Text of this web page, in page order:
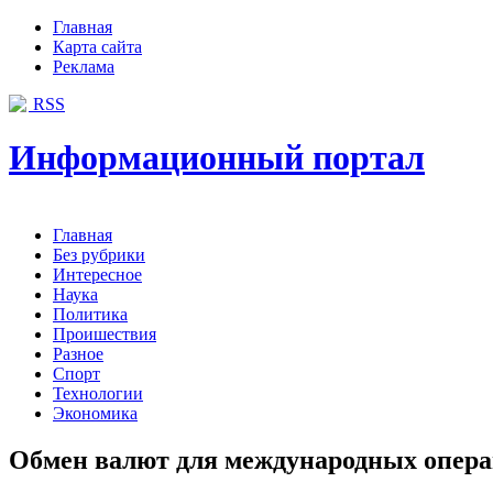
Главная
Карта сайта
Реклама
RSS
Информационный портал
Главная
Без рубрики
Интересное
Наука
Политика
Проишествия
Разное
Спорт
Технологии
Экономика
Обмен валют для международных